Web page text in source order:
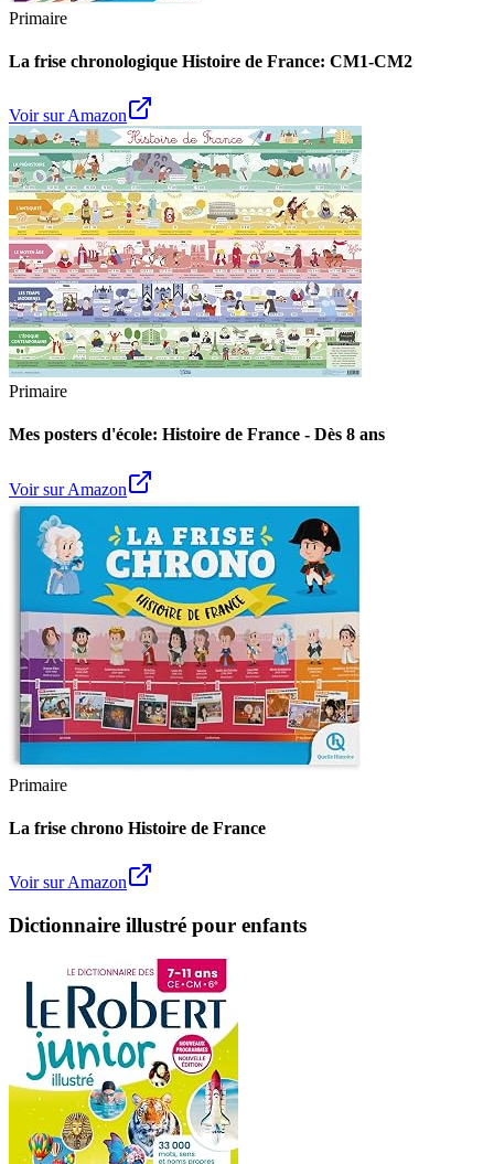
Primaire
La frise chronologique Histoire de France: CM1-CM2
Voir sur Amazon
Primaire
Mes posters d'école: Histoire de France - Dès 8 ans
Voir sur Amazon
Primaire
La frise chrono Histoire de France
Voir sur Amazon
Dictionnaire illustré pour enfants